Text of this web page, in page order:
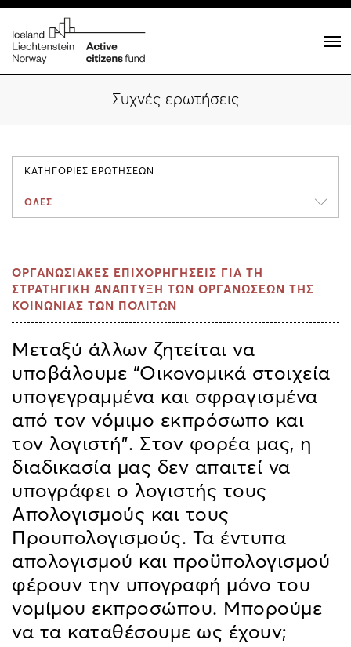
Συχνές ερωτήσεις
ΚΑΤΗΓΟΡΙΕΣ ΕΡΩΤΗΣΕΩΝ
ΟΛΕΣ
ΟΡΓΑΝΩΣΙΑΚΕΣ ΕΠΙΧΟΡΗΓΗΣΕΙΣ ΓΙΑ ΤΗ
ΣΤΡΑΤΗΓΙΚΗ ΑΝΑΠΤΥΞΗ ΤΩΝ ΟΡΓΑΝΩΣΕΩΝ ΤΗΣ
ΚΟΙΝΩΝΙΑΣ ΤΩΝ ΠΟΛΙΤΩΝ
Μεταξύ άλλων ζητείται να
υποβάλουμε “Οικονομικά στοιχεία
υπογεγραμμένα και σφραγισμένα
από τον νόμιμο εκπρόσωπο και
τον λογιστή”. Στον φορέα μας, η
διαδικασία μας δεν απαιτεί να
υπογράφει ο λογιστής τους
Απολογισμούς και τους
Προυπολογισμούς. Τα έντυπα
απολογισμού και προϋπολογισμού
φέρουν την υπογραφή μόνο του
νομίμου εκπροσώπου. Μπορούμε
να τα καταθέσουμε ως έχουν;